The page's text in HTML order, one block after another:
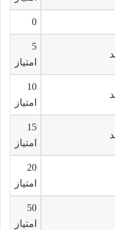
0
5
امتیاز
10
امتیاز
15
امتیاز
20
امتیاز
50
امتیاز